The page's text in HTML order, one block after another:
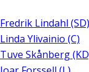
Fredrik Lindahl (SD)
Linda Ylivainio (C)
Tuve Skånberg